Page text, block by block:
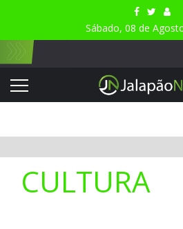
Sábado, 08 de
CULTURA